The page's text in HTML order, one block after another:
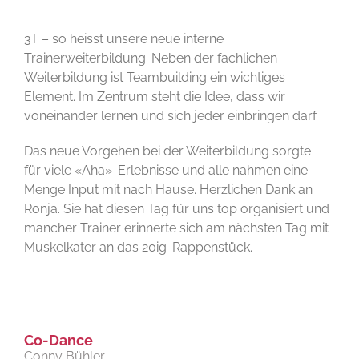
Larger
Image
3T – so heisst unsere neue interne
Trainerweiterbildung. Neben der fachlichen
Weiterbildung ist Teambuilding ein wichtiges
Element. Im Zentrum steht die Idee, dass wir
voneinander lernen und sich jeder einbringen darf.
Das neue Vorgehen bei der Weiterbildung sorgte
für viele «Aha»-Erlebnisse und alle nahmen eine
Menge Input mit nach Hause. Herzlichen Dank an
Ronja. Sie hat diesen Tag für uns top organisiert und
mancher Trainer erinnerte sich am nächsten Tag mit
Muskelkater an das 20ig-Rappenstück.
Co-Dance